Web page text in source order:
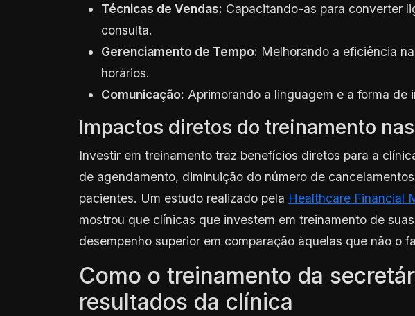
Técnicas de Vendas: Capacitando-as para converter
consulta.
Gerenciamento de Tempo: Melhorando a eficiência
horários.
Comunicação: Aprimorando a linguagem e a forma de
Impactos diretos do treinamento
Investir em treinamento traz benefícios diretos para a
de agendamento, diminuição do número de
pacientes. Um estudo realizado pela Healthcare Financial
mostrou que clínicas que investem em treinamento de
desempenho superior em comparação àquelas que não o
Como o treinamento da
resultados da clínica